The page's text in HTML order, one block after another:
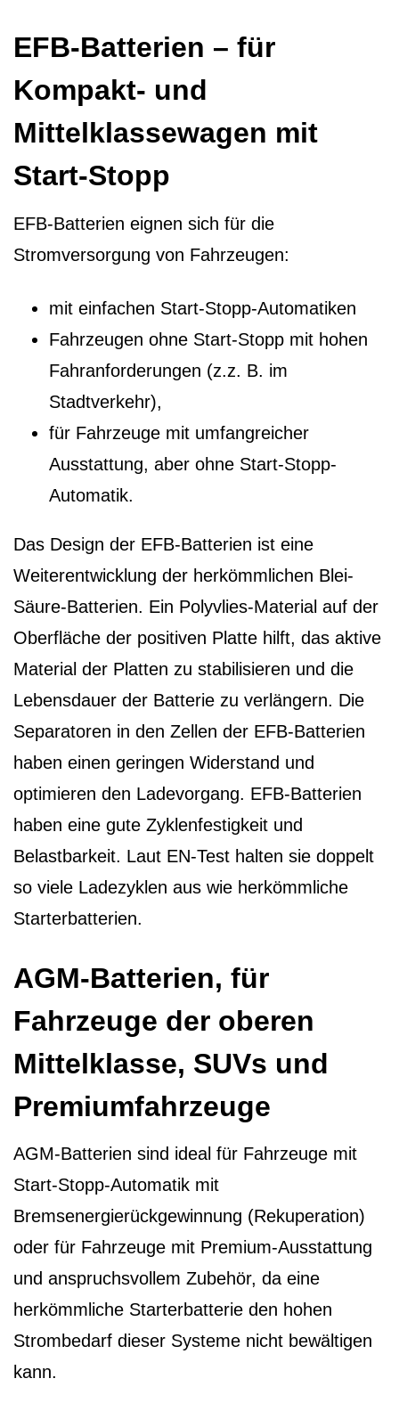
EFB-Batterien – für
Kompakt- und
Mittelklassewagen mit
Start-Stopp
EFB-Batterien eignen sich für die
Stromversorgung von Fahrzeugen:
mit einfachen Start-Stopp-Automatiken
Fahrzeugen ohne Start-Stopp mit hohen
Fahranforderungen (z.z. B. im
Stadtverkehr),
für Fahrzeuge mit umfangreicher
Ausstattung, aber ohne Start-Stopp-
Automatik.
Das Design der EFB-Batterien ist eine
Weiterentwicklung der herkömmlichen Blei-
Säure-Batterien. Ein Polyvlies-Material auf der
Oberfläche der positiven Platte hilft, das aktive
Material der Platten zu stabilisieren und die
Lebensdauer der Batterie zu verlängern. Die
Separatoren in den Zellen der EFB-Batterien
haben einen geringen Widerstand und
optimieren den Ladevorgang. EFB-Batterien
haben eine gute Zyklenfestigkeit und
Belastbarkeit. Laut EN-Test halten sie doppelt
so viele Ladezyklen aus wie herkömmliche
Starterbatterien.
AGM-Batterien, für
Fahrzeuge der oberen
Mittelklasse, SUVs und
Premiumfahrzeuge
AGM-Batterien sind ideal für Fahrzeuge mit
Start-Stopp-Automatik mit
Bremsenergierückgewinnung (Rekuperation)
oder für Fahrzeuge mit Premium-Ausstattung
und anspruchsvollem Zubehör, da eine
herkömmliche Starterbatterie den hohen
Strombedarf dieser Systeme nicht bewältigen
kann.